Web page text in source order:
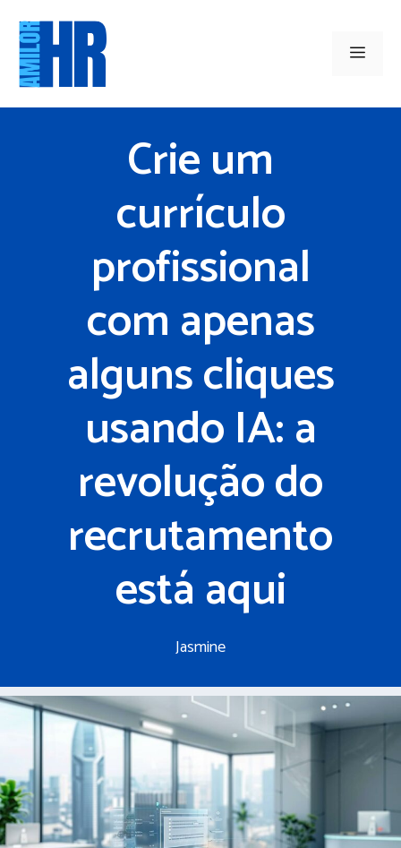
para
conteúdo
Menu
Crie um
currículo
profissional
com apenas
alguns cliques
usando IA: a
revolução do
recrutamento
está aqui
Jasmine